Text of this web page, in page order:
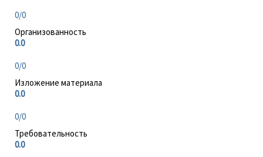
0/0
Организованность
0.0
0/0
Изложение материала
0.0
0/0
Требовательность
0.0